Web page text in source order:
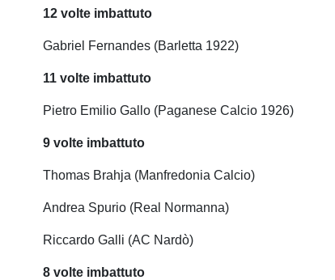
12 volte imbattuto
Gabriel Fernandes (Barletta 1922)
11 volte imbattuto
Pietro Emilio Gallo (Paganese Calcio 1926)
9 volte imbattuto
Thomas Brahja (Manfredonia Calcio)
Andrea Spurio (Real Normanna)
Riccardo Galli (AC Nardò)
8 volte imbattuto